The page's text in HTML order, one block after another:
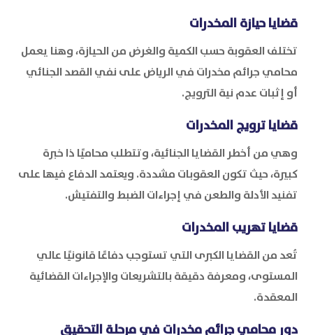
قضايا حيازة المخدرات
تختلف العقوبة حسب الكمية والغرض من الحيازة، وهنا يعمل
محامي جرائم مخدرات في الرياض على نفي القصد الجنائي
أو إثبات عدم نية الترويج.
قضايا ترويج المخدرات
وهي من أخطر القضايا الجنائية، وتتطلب محاميًا ذا خبرة
كبيرة، حيث تكون العقوبات مشددة. ويعتمد الدفاع فيها على
تفنيد الأدلة والطعن في إجراءات الضبط والتفتيش.
قضايا تهريب المخدرات
تُعد من القضايا الكبرى التي تستوجب دفاعًا قانونيًا عالي
المستوى، ومعرفة دقيقة بالتشريعات والإجراءات القضائية
المعقدة.
دور محامي جرائم مخدرات في مرحلة التحقيق